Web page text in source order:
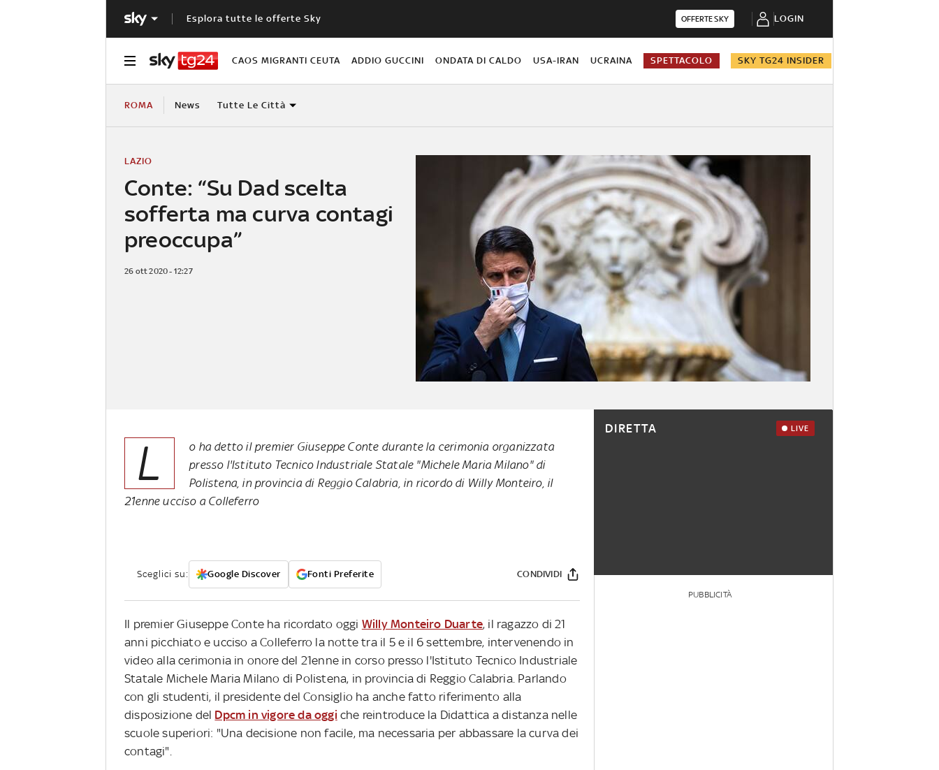
Esplora tutte le offerte Sky OFFERTE SKY LOGIN
CAOS MIGRANTI CEUTA ADDIO GUCCINI ONDATA DI CALDO USA-IRAN UCRAINA SPETTACOLO SKY TG24 INSIDER
ROMA News Tutte Le Città
Conte: “Su Dad scelta
sofferta ma curva contagi
preoccupa”
LAZIO
26 ott 2020 - 12:27
L
o ha detto il premier Giuseppe Conte durante la cerimonia organizzata
presso l'Istituto Tecnico Industriale Statale "Michele Maria Milano" di
Polistena, in provincia di Reggio Calabria, in ricordo di Willy Monteiro, il
21enne ucciso a Colleferro
Sceglici su: Google Discover Fonti Preferite CONDIVIDI
Il premier Giuseppe Conte ha ricordato oggi Willy Monteiro Duarte, il ragazzo di 21
anni picchiato e ucciso a Colleferro la notte tra il 5 e il 6 settembre, intervenendo in
video alla cerimonia in onore del 21enne in corso presso l'Istituto Tecnico Industriale
Statale Michele Maria Milano di Polistena, in provincia di Reggio Calabria. Parlando
con gli studenti, il presidente del Consiglio ha anche fatto riferimento alla
disposizione del Dpcm in vigore da oggi che reintroduce la Didattica a distanza nelle
scuole superiori: "Una decisione non facile, ma necessaria per abbassare la curva dei
contagi".
DIRETTA LIVE
PUBBLICITÀ